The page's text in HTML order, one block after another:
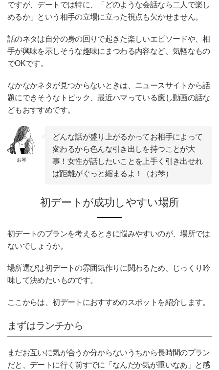
ですが、デートでは特に、「どのような会話なら二人で楽し
めるか」という相手の立場に立った視点も欠かせません。
話のネタは自分の身の回りで起きた楽しいエピソードや、相
手が興味を示しそうな趣味にまつわる内容など、気軽なもの
でOKです。
なかなかネタが見つからないときは、ニュースサイトから話
題にできそうなトピック、最近ハマっている癒し動画の話な
どもおすすめです。
お琴
どんな話が盛り上がるかってお相手によって
変わるから色んな引き出しを持つことが大
事！女性が話したいことを上手く引き出せれ
ば距離がぐっと縮まるよ！（お琴）
初デートが成功しやすい場所
初デートのプランを考えるときに悩みやすいのが、場所では
ないでしょうか。
場所選びは初デートの雰囲気作りに関わるため、じっくり吟
味して決めたいものです。
ここからは、初デートにおすすめのスポットを紹介します。
まずはランチから
まだお互いに気が合うか分からないうちから長時間のプラン
だと、デートに行く前すでに「なんだか気が重いなあ」と感